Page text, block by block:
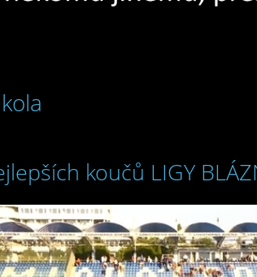
koučů LIGY